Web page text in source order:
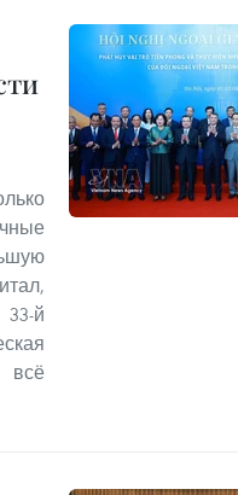
й
всё